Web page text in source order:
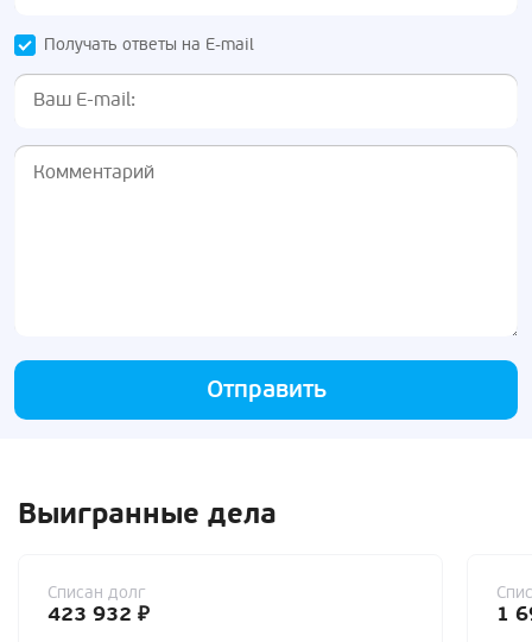
Получать ответы на E-mail
Отправить
Выигранные дела
Списан долг
423 932 ₽ 1